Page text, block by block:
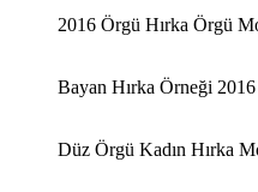
2016 Örgü Hırka Örgü
Bayan Hırka Örneği 2016
Düz Örgü Kadın Hırka